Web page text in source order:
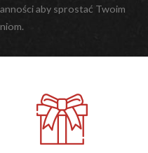
aby sprostać Twoim